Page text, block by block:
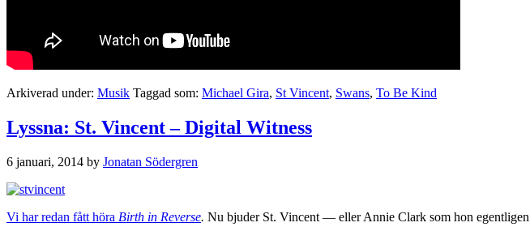
Arkiverad under: Musik Taggad som: Michael Gira, St Vincent, Swans, To Be Kind
Lyssna: St. Vincent – Digital Witness
6 januari, 2014 by Jonatan Södergren
Vi har redan fått höra Birth in Reverse. Nu bjuder St. Vincent — eller Annie Clark som hon